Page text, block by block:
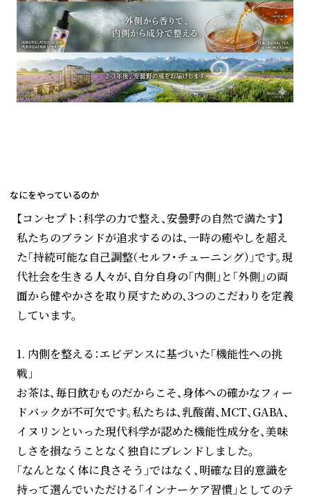
なにをやっているのか
【コンセプト：科学の力で整え、安曇野の自然で満たす】
私たちのブランドが追求するのは、一時の癒やしを超え
た「持続可能な自己調整（セルフ・チューニング）」です。現
代社会を生きる人々が、自分自身の「内側」と「外側」の両
面から健やかさを取り戻すための、3つのこだわりを定義
しています。
1. 内側を整える：エビデンスに基づいた「機能性への挑
戦」
お茶は、毎日飲むものだからこそ、身体への確かなフィー
ドバックが不可欠です。私たちは、乳酸菌、MCT、GABA、
イヌリンといった現代科学が認めた機能性成分を、美味
しさを損なうことなく独自にブレンドしました。
「なんとなく体に良さそう」ではなく、明確な目的意識を
持って選んでいただける「インナーケア習慣」としてのテ